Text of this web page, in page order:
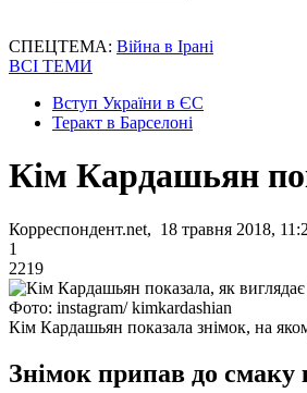
СПЕЦТЕМА: Війна в Ірані
ВСІ ТЕМИ
Вступ України в ЄС
Теракт в Барселоні
Кім Кардашьян
Корреспондент.net, 18 травня 2018,
1
2219
Фото: instagram/ kimkardashian
Кім Кардашьян показала знімок, на
Знімок припав до смаку